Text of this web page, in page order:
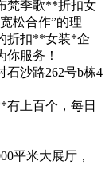
梵季歌**折扣女
松合作”的理
折扣**女装*企
服务！
石沙路262号b栋4
上百个，每日
平米大展厅，